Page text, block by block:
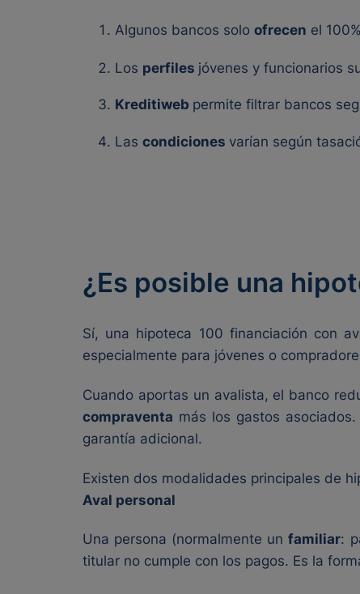
Algunos bancos solo ofrecen el
Los perfiles jóvenes y funcionarios
Kreditiweb permite filtrar bancos
Las condiciones varían según
¿Es posible una
Sí, una hipoteca 100 financiación con
especialmente para jóvenes o
Cuando aportas un avalista, el banco
compraventa más los gastos
garantía adicional.
Existen dos modalidades principales de
Aval personal
Una persona (normalmente unfamiliar:
titular no cumple con los pagos. Es la